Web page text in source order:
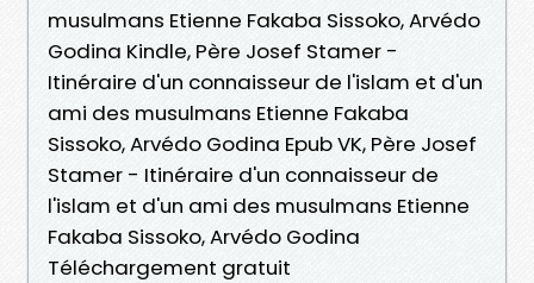
musulmans Etienne Fakaba Sissoko, Arvédo
Godina Kindle, Père Josef Stamer -
Itinéraire d'un connaisseur de l'islam et d'un
ami des musulmans Etienne Fakaba
Sissoko, Arvédo Godina Epub VK, Père Josef
Stamer - Itinéraire d'un connaisseur de
l'islam et d'un ami des musulmans Etienne
Fakaba Sissoko, Arvédo Godina
Téléchargement gratuit